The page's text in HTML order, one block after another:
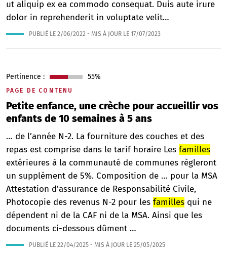
ut aliquip ex ea commodo consequat. Duis aute irure
dolor in reprehenderit in voluptate velit…
PUBLIÉ LE 2/06/2022 - MIS À JOUR LE 17/07/2023
PAGE DE CONTENU
Petite enfance, une crèche pour accueillir vos
enfants de 10 semaines à 5 ans
Pertinence : 55%
… de l’année N-2. La fourniture des couches et des
repas est comprise dans le tarif horaire Les familles
extérieures à la communauté de communes règleront
un supplément de 5%. Composition de … pour la MSA
Attestation d'assurance de Responsabilité Civile,
Photocopie des revenus N-2 pour les familles qui ne
dépendent ni de la CAF ni de la MSA. Ainsi que les
documents ci-dessous dûment …
PUBLIÉ LE 22/04/2025 - MIS À JOUR LE 25/05/2025